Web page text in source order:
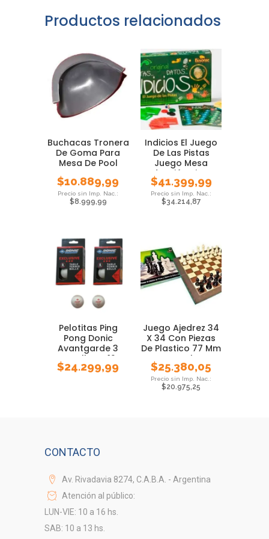
Productos relacionados
Buchacas Tronera
De Goma Para
Mesa De Pool
$10.889,99
$8.999,99
Indicios El Juego
De Las Pistas
Juego Mesa
Deducción Bisonte
$41.399,99
$34.214,87
Pelotitas Ping
Pong Donic
Avantgarde 3
Estrellas X 12
Unidad
$24.299,99
Juego Ajedrez 34
X 34 Con Piezas
De Plastico 77 Mm
Local
$25.380,05
$20.975,25
CONTACTO
Av. Rivadavia 8274, C.A.B.A. - Argentina
Atención al público:
LUN-VIE: 10 a 16 hs.
SAB: 10 a 13 hs.